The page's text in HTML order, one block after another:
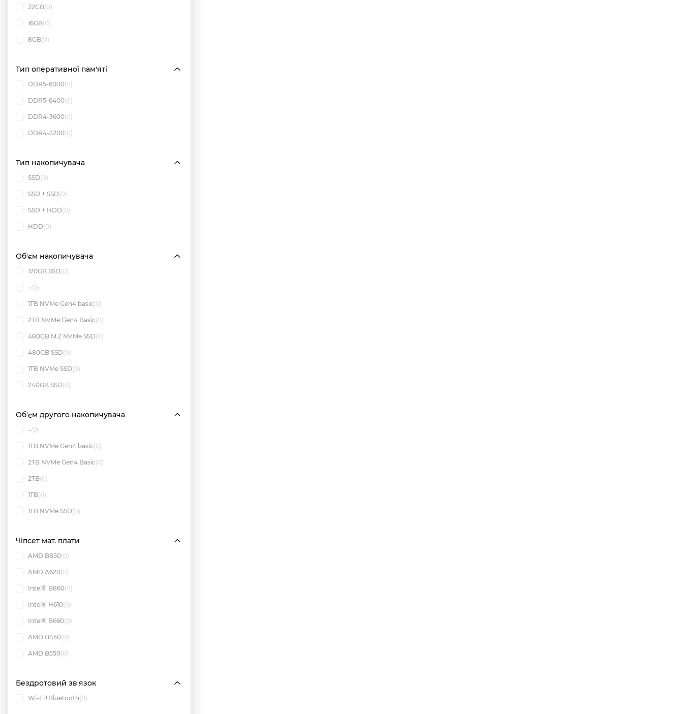
32GB(0)
16GB(0)
8GB(0)
Тип оперативної пам'яті
DDR5-6000(0)
DDR5-6400(0)
DDR4-3600(0)
DDR4-3200(0)
Тип накопичувача
SSD(0)
SSD + SSD(0)
SSD + HDD(0)
HDD(0)
Об'єм накопичувача
120GB SSD(0)
–(0)
1TB NVMe Gen4 basic(0)
2TB NVMe Gen4 Basic(0)
480GB M.2 NVMe SSD(0)
480GB SSD(0)
1TB NVMe SSD(0)
240GB SSD(0)
Об'єм другого накопичувача
–(0)
1TB NVMe Gen4 basic(0)
2TB NVMe Gen4 Basic(0)
2TB(0)
1TB(0)
1TB NVMe SSD(0)
Чіпсет мат. плати
AMD B850(0)
AMD A620(0)
Intel® B860(0)
Intel® H610(0)
Intel® B660(0)
AMD B450(0)
AMD B550(0)
Бездротовий зв'язок
Wi-Fi+Bluetooth(0)